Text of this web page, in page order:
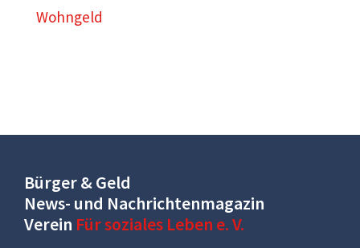
Wohngeld
Bürger & Geld
News- und Nachrichtenmagazin
Verein Für soziales Leben e. V.